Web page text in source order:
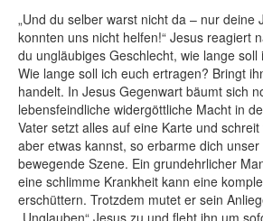
„Und du selber warst nicht da – nur deine
konnten uns nicht helfen!“ Jesus reagiert
du ungläubiges Geschlecht, wie lange soll
Wie lange soll ich euch ertragen? Bringt
handelt. In Jesus Gegenwart bäumt sich
lebensfeindliche widergöttliche Macht in
Vater setzt alles auf eine Karte und
aber etwas kannst, so erbarme dich unser
bewegende Szene. Ein grundehrlicher
eine schlimme Krankheit kann eine
erschüttern. Trotzdem mutet er sein
„Unglauben“ Jesus zu und fleht ihn um